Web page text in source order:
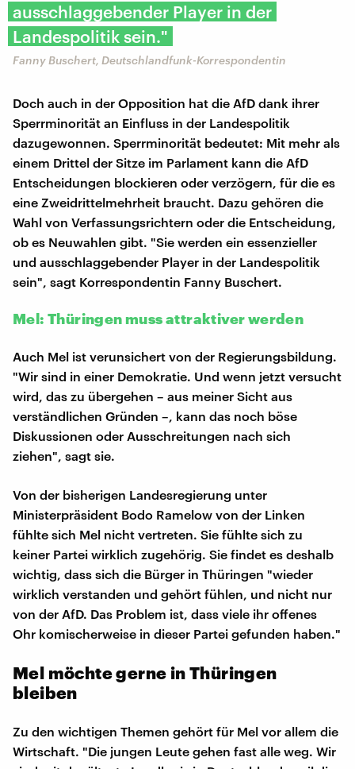
ausschlaggebender Player in der
Landespolitik sein."
Fanny Buschert, Deutschlandfunk-Korrespondentin
Doch auch in der Opposition hat die AfD dank ihrer
Sperrminorität an Einfluss in der Landespolitik
dazugewonnen. Sperrminorität bedeutet: Mit mehr als
einem Drittel der Sitze im Parlament kann die AfD
Entscheidungen blockieren oder verzögern, für die es
eine Zweidrittelmehrheit braucht. Dazu gehören die
Wahl von Verfassungsrichtern oder die Entscheidung,
ob es Neuwahlen gibt. "Sie werden ein essenzieller
und ausschlaggebender Player in der Landespolitik
sein", sagt Korrespondentin Fanny Buschert.
Mel: Thüringen muss attraktiver werden
Auch Mel ist verunsichert von der Regierungsbildung.
"Wir sind in einer Demokratie. Und wenn jetzt versucht
wird, das zu übergehen – aus meiner Sicht aus
verständlichen Gründen –, kann das noch böse
Diskussionen oder Ausschreitungen nach sich
ziehen", sagt sie.
Von der bisherigen Landesregierung unter
Ministerpräsident Bodo Ramelow von der Linken
fühlte sich Mel nicht vertreten. Sie fühlte sich zu
keiner Partei wirklich zugehörig. Sie findet es deshalb
wichtig, dass sich die Bürger in Thüringen "wieder
wirklich verstanden und gehört fühlen, und nicht nur
von der AfD. Das Problem ist, dass viele ihr offenes
Ohr komischerweise in dieser Partei gefunden haben."
Mel möchte gerne in Thüringen
bleiben
Zu den wichtigen Themen gehört für Mel vor allem die
Wirtschaft. "Die jungen Leute gehen fast alle weg. Wir